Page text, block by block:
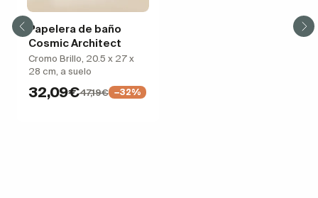
Papelera de baño
Cosmic Architect
Cromo Brillo, 20.5 x 27 x
28 cm, a suelo
32,09€47,19€ −32%